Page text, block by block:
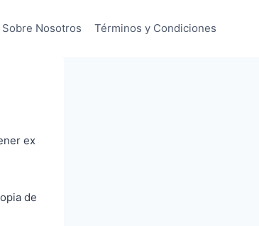
Sobre Nosotros Términos y Condiciones
ex
de